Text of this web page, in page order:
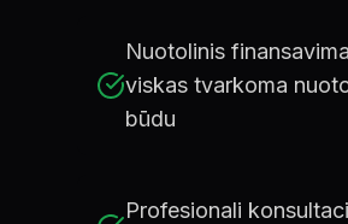
Nuotolinis
viskas tvarkoma
būdu
Profesionali